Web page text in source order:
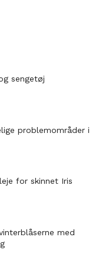
sengetøj
problemområder i
for skinnet Iris
med